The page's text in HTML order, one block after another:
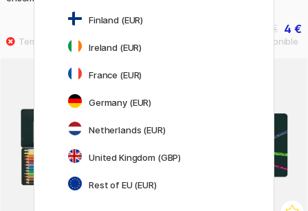
35.91 €
39.90 € 4 €
5 €
Finland (EUR)
Ireland (EUR)
France (EUR)
Germany (EUR)
Netherlands (EUR)
United Kingdom (GBP)
Rest of EU (EUR)